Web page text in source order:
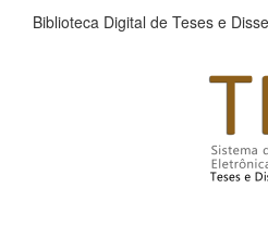
Biblioteca Digital de Teses e